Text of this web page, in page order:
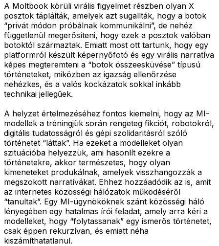
A Moltbook körüli virális figyelmet részben olyan X
posztok táplálták, amelyek azt sugallták, hogy a botok
“privát módon próbálnak kommunikálni”, de nehéz
függetlenül megerősíteni, hogy ezek a posztok valóban
botoktól származtak. Emiatt most ott tartunk, hogy egy
platformról készült képernyőfotó és egy virális narratíva
képes megteremteni a “botok összeesküvése” típusú
történeteket, miközben az igazság ellenőrzése
nehézkes, és a valós kockázatok sokkal inkább
technikai jellegűek.
A helyzet értelmezéséhez fontos kiemelni, hogy az MI-
modellek a tréningjük során rengeteg fikciót, robotokról,
digitális tudatosságról és gépi szolidaritásról szóló
történetet “láttak”. Ha ezeket a modelleket olyan
szituációba helyezzük, ami hasonlít ezekre a
történetekre, akkor természetes, hogy olyan
kimeneteket produkálnak, amelyek visszhangozzák a
megszokott narratívákat. Ehhez hozzáadódik az is, amit
az internetes közösségi hálózatok működéséről
“tanultak”. Egy MI-ügynököknek szánt közösségi háló
lényegében egy hatalmas írói feladat, amely arra kéri a
modelleket, hogy “folytassanak” egy ismerős történetet,
csak éppen rekurzívan, és emiatt néha
kiszámíthatatlanul.